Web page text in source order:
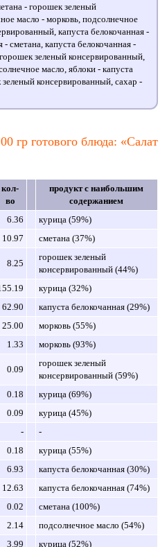
- горошек зеленый
масло - морковь, подсолнечное
капуста белокочанная -
- сметана, капуста белокочанная -
зеленый консервированный,
масло, яблоки - капуста
консервированный, сахар -
гр готового блюда: «Салат
кол-
во
продукт с наибольшим
содержанием
6.36
курица (59%)
10.97 сметана (37%)
8.25
горошек зеленый
консервированный (44%)
курица (32%)
62.90
капуста белокочанная (29%)
25.00
морковь (55%)
1.33 морковь (93%)
0.09
горошек зеленый
консервированный (59%)
0.18
курица (69%)
0.09
курица (45%)
-
-
0.18
курица (55%)
6.93
капуста белокочанная (30%)
12.63
капуста белокочанная (74%)
0.02
сметана (100%)
2.14
подсолнечное масло (54%)
3.99 курица (52%)